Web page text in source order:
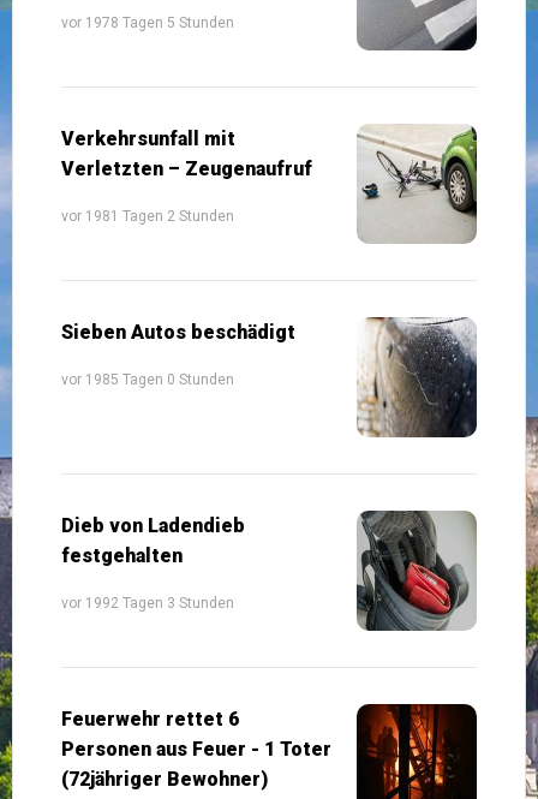
vor 1978 Tagen 5 Stunden
Verkehrsunfall mit
Verletzten – Zeugenaufruf
vor 1981 Tagen 2 Stunden
Sieben Autos beschädigt
vor 1985 Tagen 0 Stunden
Dieb von Ladendieb
festgehalten
vor 1992 Tagen 3 Stunden
Feuerwehr rettet 6
Personen aus Feuer - 1 Toter
(72jähriger Bewohner)